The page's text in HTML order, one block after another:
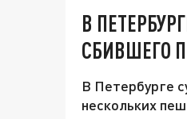
В
СБИВШЕГО
В Петербурге
нескольких